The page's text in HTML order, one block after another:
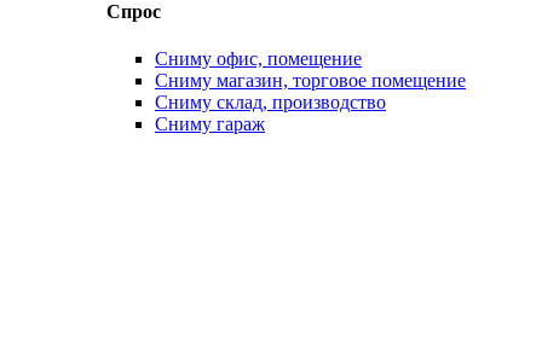
Спрос
Сниму офис, помещение
Сниму магазин, торговое помещение
Сниму склад, производство
Сниму гараж